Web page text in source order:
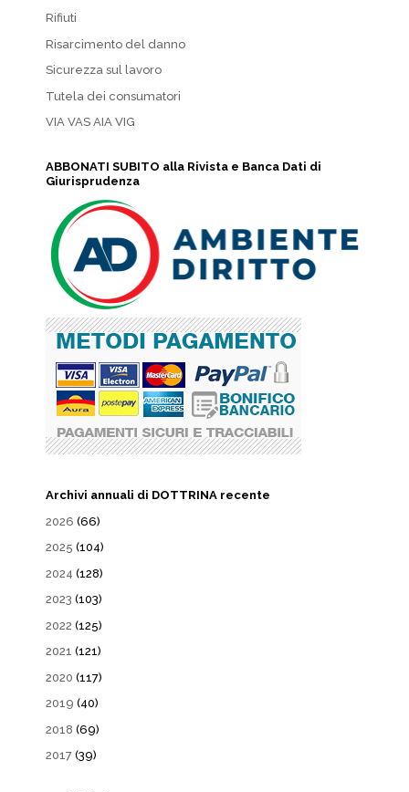
Rifiuti
Risarcimento del danno
Sicurezza sul lavoro
Tutela dei consumatori
VIA VAS AIA VIG
ABBONATI SUBITO alla Rivista e Banca Dati di
Giurisprudenza
Archivi annuali di DOTTRINA recente
2026 (66)
2025 (104)
2024 (128)
2023 (103)
2022 (125)
2021 (121)
2020 (117)
2019 (40)
2018 (69)
2017 (39)